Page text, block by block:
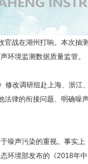
在湖州打响。本次抽
环境监测数据质量监管。
改调研组赴上海、浙江
律的衔接问题、明确噪
声污染的重视。事实上
环境部发布的《2018年